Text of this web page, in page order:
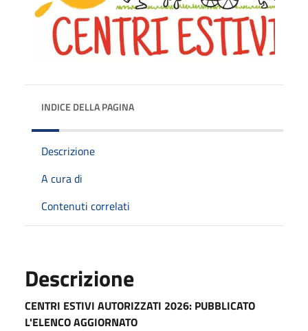
INDICE DELLA PAGINA
Descrizione
A cura di
Contenuti correlati
Descrizione
CENTRI ESTIVI AUTORIZZATI 2026: PUBBLICATO
L'ELENCO AGGIORNATO